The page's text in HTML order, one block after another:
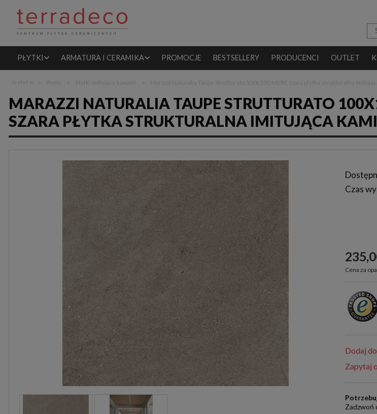
PŁYTKI ARMATURA I CERAMIKA PROMOCJE BESTSELLERY PRODUCENCI OUTLET
MARAZZI NATURALIA TAUPE STRUTTURATO
SZARA PŁYTKA STRUKTURALNA IMITUJĄCA
Czas
Cena za
Dodaj
Zapytaj
Zadzwoń